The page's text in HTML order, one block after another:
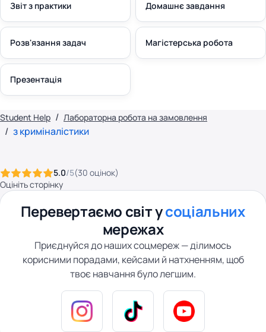
Звіт з практики Домашнє завдання
Розв'язання задач Магістерська робота
Презентація
Student Help Лабораторна робота на замовлення
з криміналістики
5.0/5(30 оцінок)
Оцініть сторінку
Перевертаємо світ усоціальних
мережах
Приєднуйся до наших соцмереж — ділимось
корисними порадами, кейсами й натхненням, щоб
твоє навчання було легшим.